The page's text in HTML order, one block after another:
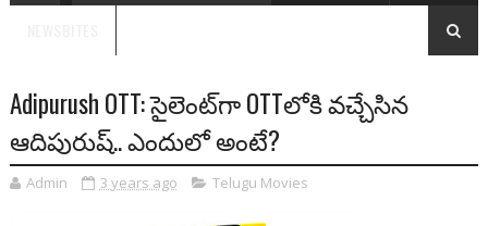
Adipurush OTT: సైలెంట్‌గా OTTలోకి వచ్చేసిన
ఆదిపురుష్.. ఎందులో అంటే?
Admin 3 years ago Telugu Movies